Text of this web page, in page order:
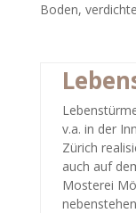
Boden,
v.a. in der
Zürich
auch auf
Mosterei